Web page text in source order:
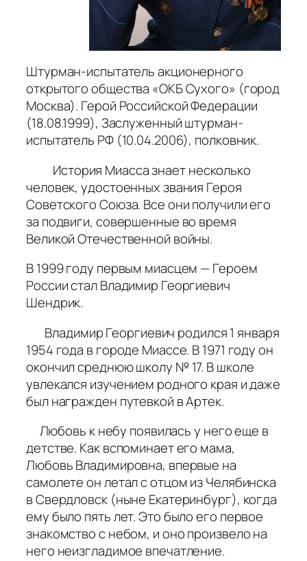
Штурман-испытатель акционерного
открытого общества «ОКБ Сухого» (город
Москва). Герой Российской Федерации
(18.08.1999), Заслуженный штурман-
испытатель РФ (10.04.2006), полковник.
История Миасса знает несколько
человек, удостоенных звания Героя
Советского Союза. Все они получили его
за подвиги, совершенные во время
Великой Отечественной войны.
В 1999 году первым миасцем — Героем
России стал Владимир Георгиевич
Шендрик.
Владимир Георгиевич родился 1 января
1954 года в городе Миассе. В 1971 году он
окончил среднюю школу № 17. В школе
увлекался изучением родного края и даже
был награжден путевкой в Артек.
Любовь к небу появилась у него еще в
детстве. Как вспоминает его мама,
Любовь Владимировна, впервые на
самолете он летал с отцом из Челябинска
в Свердловск (ныне Екатеринбург), когда
ему было пять лет. Это было его первое
знакомство с небом, и оно произвело на
него неизгладимое впечатление.